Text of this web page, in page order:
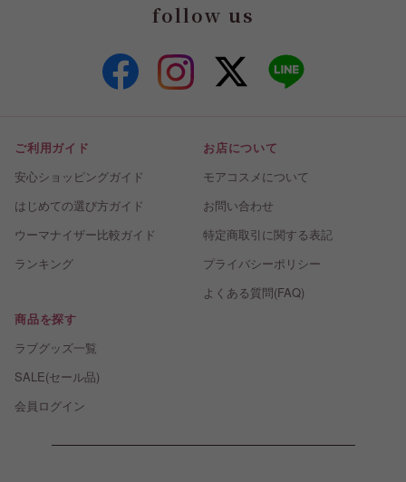
follow us
ご利用ガイド
安心ショッピングガイド
はじめての選び方ガイド
ウーマナイザー比較ガイド
ランキング
お店について
モアコスメについて
お問い合わせ
特定商取引に関する表記
プライバシーポリシー
よくある質問(FAQ)
商品を探す
ラブグッズ一覧
SALE(セール品)
会員ログイン